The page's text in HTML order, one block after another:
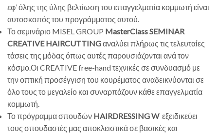
εφ’ όλης της ύλης βελτίωση του επαγγελματία κομμωτή είναι
αυτοσκοπός του προγράμματος αυτού.
Το σεμινάριο MISEL GROUP MasterClass SEMINAR
CREATIVE HAIRCUTTINGαναλύει πλήρως τις τελευταίες
τάσεις της μόδας όπως αυτές παρουσιάζονται ανά τον
κόσμο.Οι CREATIVE free-hand τεχνικές σε συνδυασμό με
την οπτική προσέγγιση του κουρέματος αναδεικνύονται σε
όλο τους το μεγαλείο και συναρπάζουν κάθε επαγγελματία
κομμωτή.
Το πρόγραμμα σπουδών HAIRDRESSING Wεξειδικεύει
τους σπουδαστές μας αποκλειστικά σε βασικές και